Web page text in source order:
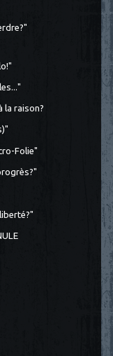
la raison?
Folie"